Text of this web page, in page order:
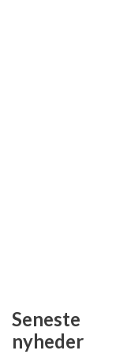
Seneste
nyheder